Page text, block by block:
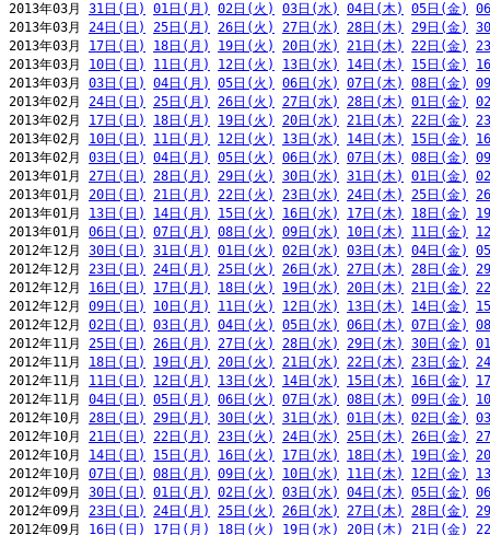
2013年03月 31日(日) 01日(月) 02日(火) 03日(水) 04日(木) 05日(金)
2013年03月 24日(日) 25日(月) 26日(火) 27日(水) 28日(木) 29日(金)
2013年03月 17日(日) 18日(月) 19日(火) 20日(水) 21日(木) 22日(金)
2013年03月 10日(日) 11日(月) 12日(火) 13日(水) 14日(木) 15日(金)
2013年03月 03日(日) 04日(月) 05日(火) 06日(水) 07日(木) 08日(金)
2013年02月 24日(日) 25日(月) 26日(火) 27日(水) 28日(木) 01日(金)
2013年02月 17日(日) 18日(月) 19日(火) 20日(水) 21日(木) 22日(金)
2013年02月 10日(日) 11日(月) 12日(火) 13日(水) 14日(木) 15日(金)
2013年02月 03日(日) 04日(月) 05日(火) 06日(水) 07日(木) 08日(金)
2013年01月 27日(日) 28日(月) 29日(火) 30日(水) 31日(木) 01日(金)
2013年01月 20日(日) 21日(月) 22日(火) 23日(水) 24日(木) 25日(金)
2013年01月 13日(日) 14日(月) 15日(火) 16日(水) 17日(木) 18日(金)
2013年01月 06日(日) 07日(月) 08日(火) 09日(水) 10日(木) 11日(金)
2012年12月 30日(日) 31日(月) 01日(火) 02日(水) 03日(木) 04日(金)
2012年12月 23日(日) 24日(月) 25日(火) 26日(水) 27日(木) 28日(金)
2012年12月 16日(日) 17日(月) 18日(火) 19日(水) 20日(木) 21日(金)
2012年12月 09日(日) 10日(月) 11日(火) 12日(水) 13日(木) 14日(金)
2012年12月 02日(日) 03日(月) 04日(火) 05日(水) 06日(木) 07日(金)
2012年11月 25日(日) 26日(月) 27日(火) 28日(水) 29日(木) 30日(金)
2012年11月 18日(日) 19日(月) 20日(火) 21日(水) 22日(木) 23日(金)
2012年11月 11日(日) 12日(月) 13日(火) 14日(水) 15日(木) 16日(金)
2012年11月 04日(日) 05日(月) 06日(火) 07日(水) 08日(木) 09日(金)
2012年10月 28日(日) 29日(月) 30日(火) 31日(水) 01日(木) 02日(金)
2012年10月 21日(日) 22日(月) 23日(火) 24日(水) 25日(木) 26日(金)
2012年10月 14日(日) 15日(月) 16日(火) 17日(水) 18日(木) 19日(金)
2012年10月 07日(日) 08日(月) 09日(火) 10日(水) 11日(木) 12日(金)
2012年09月 30日(日) 01日(月) 02日(火) 03日(水) 04日(木) 05日(金)
2012年09月 23日(日) 24日(月) 25日(火) 26日(水) 27日(木) 28日(金)
2012年09月 16日(日) 17日(月) 18日(火) 19日(水) 20日(木) 21日(金)